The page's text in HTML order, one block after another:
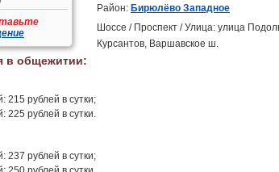
Район: Бирюлёво Западное
Шоссе / Проспект / Улица: улица
Курсантов, Варшавское ш.
в общежитии:
215 рублей в сутки;
225 рублей в сутки.
237 рублей в сутки;